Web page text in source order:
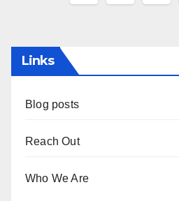
Links
Blog posts
Reach Out
Who We Are